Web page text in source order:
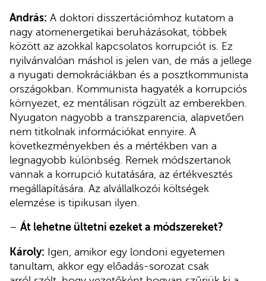
András: A doktori disszertációmhoz kutatom a
nagy atomenergetikai beruházásokat, többek
között az azokkal kapcsolatos korrupciót is. Ez
nyilvánvalóan máshol is jelen van, de más a jellege
a nyugati demokráciákban és a posztkommunista
országokban. Kommunista hagyaték a korrupciós
környezet, ez mentálisan rögzült az emberekben.
Nyugaton nagyobb a transzparencia, alapvetően
nem titkolnak információkat ennyire. A
következményekben és a mértékben van a
legnagyobb különbség. Remek módszertanok
vannak a korrupció kutatására, az értékvesztés
megállapítására. Az alvállalkozói költségek
elemzése is tipikusan ilyen.
– Át lehetne ültetni ezeket a módszereket?
Károly: Igen, amikor egy londoni egyetemen
tanultam, akkor egy előadás-sorozat csak